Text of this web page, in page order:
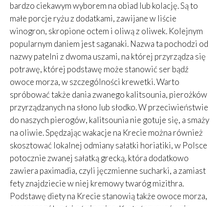
bardzo ciekawym wyborem na obiad lub kolację. Są to
małe porcje ryżu z dodatkami, zawijane w liście
winogron, skropione octem i oliwą z oliwek. Kolejnym
popularnym daniem jest saganaki. Nazwa ta pochodzi od
nazwy patelni z dwoma uszami, na której przyrządza się
potrawę, której podstawę może stanowić ser bądź
owoce morza, w szczególności krewetki. Warto
spróbować także dania zwanego kalitsounia, pierożków
przyrządzanych na słono lub słodko. W przeciwieństwie
do naszych pierogów, kalitsounia nie gotuje się, a smaży
na oliwie. Spędzając wakacje na Krecie można również
skosztować lokalnej odmiany sałatki horiatiki, w Polsce
potocznie zwanej sałatką grecką, która dodatkowo
zawiera paximadia, czyli jęczmienne sucharki, a zamiast
fety znajdziecie w niej kremowy twaróg mizithra.
Podstawę diety na Krecie stanowią także owoce morza,